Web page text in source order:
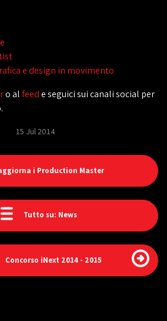
e design in movimento
o alfeede seguici sui canali social per
15 Jul 2014
i Production Master
Tutto su: News
Concorso iNext 2014 - 2015